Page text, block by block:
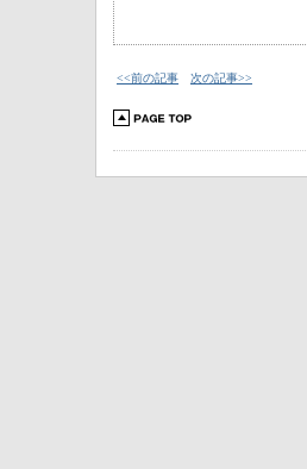
<<前の記事 次の記事>>